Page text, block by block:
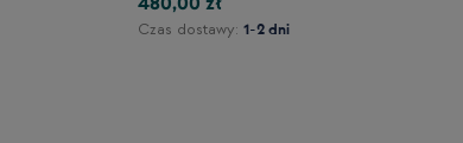
Czas dostawy: 1-2 dni